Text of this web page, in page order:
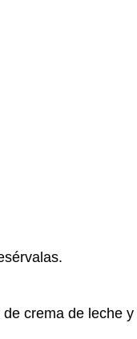
crema de leche